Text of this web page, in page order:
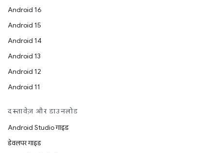
Android 16
Android 15
Android 14
Android 13
Android 12
Android 11
दस्तावेज़ और डाउनलोड
Android Studio गाइड
डेवलपर गाइड